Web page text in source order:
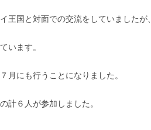
王国と対面での交流をしていましたが、
います。
月にも行うことになりました。
計６人が参加しました。